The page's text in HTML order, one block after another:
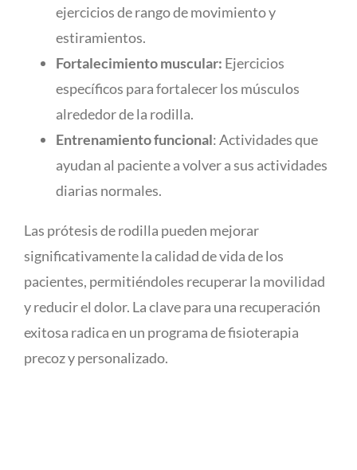
ejercicios de rango de movimiento y
estiramientos.
Fortalecimiento muscular: Ejercicios
específicos para fortalecer los músculos
alrededor de la rodilla.
Entrenamiento funcional: Actividades que
ayudan al paciente a volver a sus actividades
diarias normales.
Las prótesis de rodilla pueden mejorar
significativamente la calidad de vida de los
pacientes, permitiéndoles recuperar la movilidad
y reducir el dolor. La clave para una recuperación
exitosa radica en un programa de fisioterapia
precoz y personalizado.